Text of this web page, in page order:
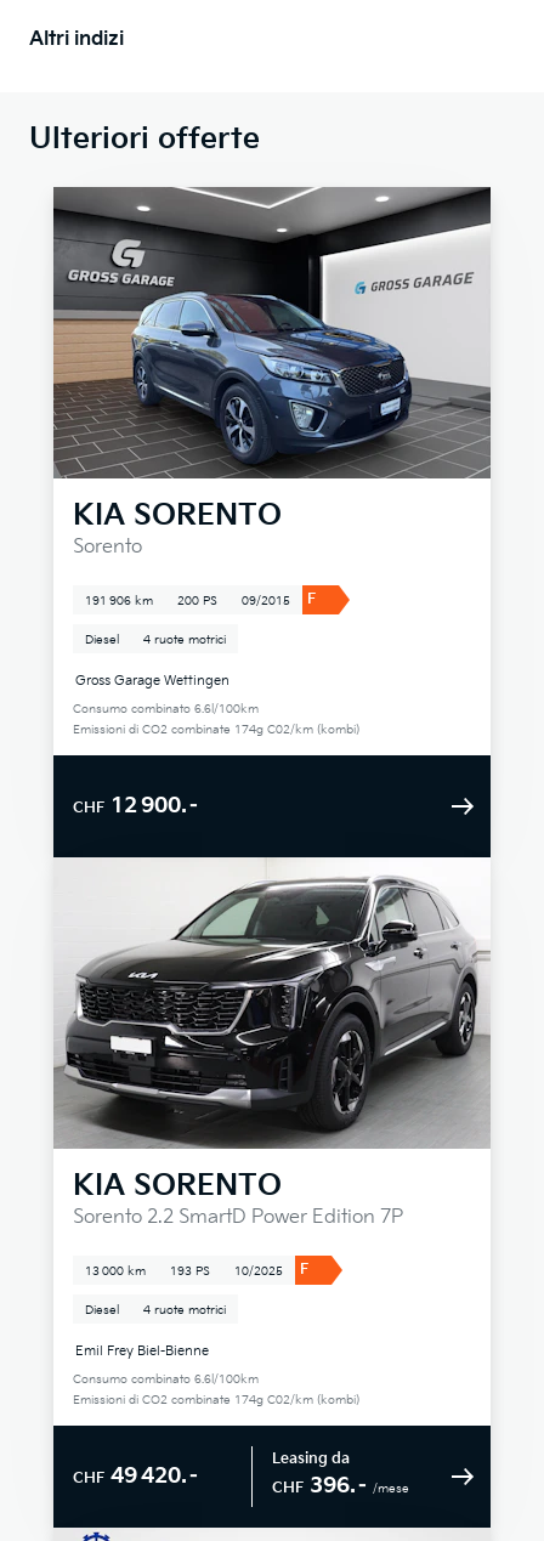
Altri indizi
Ulteriori offerte
KIA SORENTO
Sorento
191 906 km 200 PS 09/2015 F
Diesel 4 ruote motrici
Gross Garage Wettingen
Consumo combinato 6.6l/100km
Emissioni di CO2 combinate 174g C02/km (kombi)
CHF 12 900.–
KIA SORENTO
Sorento 2.2 SmartD Power Edition 7P
13 000 km 193 PS 10/2025 F
Diesel 4 ruote motrici
Emil Frey Biel-Bienne
Consumo combinato 6.6l/100km
Emissioni di CO2 combinate 174g C02/km (kombi)
CHF 49 420.–
Leasing da
CHF 396.– /mese